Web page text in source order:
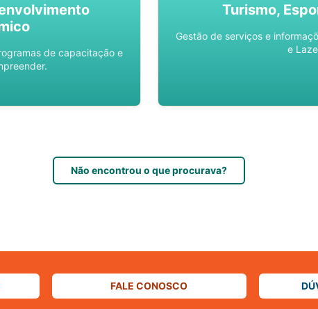
de capacitação e
Turismo,
Gestão de serviços e
e
Não encontrou o que procurava?
FALE CONOSCO